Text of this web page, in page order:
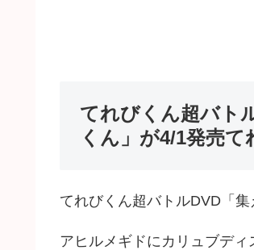
てれびくん超バト
くん」が4/1発売
てれびくん超バトルDVD「
アヒルメギドにカリュブデ